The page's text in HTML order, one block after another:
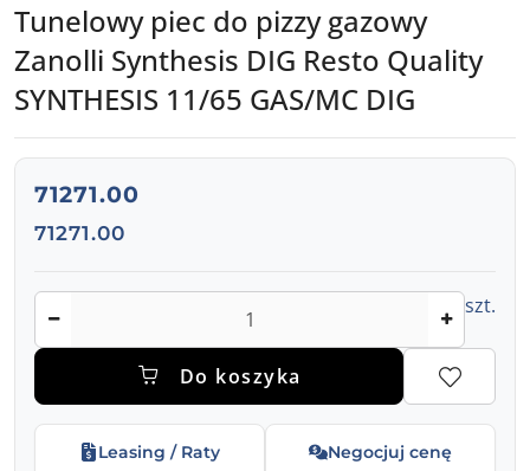
Tunelowy piec do pizzy gazowy
Zanolli Synthesis DIG Resto Quality
SYNTHESIS 11/65 GAS/MC DIG
cena:
71271.00
Cena:
71271.00
szt.
Do koszyka
Leasing / Raty Negocjuj cenę